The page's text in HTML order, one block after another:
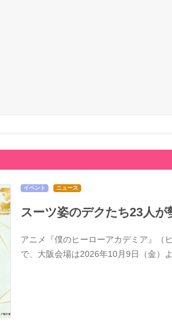
イベント ニュース
スーツ姿のデクたち23人が
アニメ『僕のヒーローアカデミア』（
で、大阪会場は2026年10月9日（金）